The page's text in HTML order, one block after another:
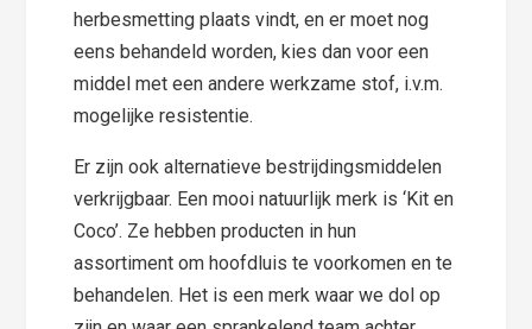
herbesmetting plaats vindt, en er moet nog
eens behandeld worden, kies dan voor een
middel met een andere werkzame stof, i.v.m.
mogelijke resistentie.
Er zijn ook alternatieve bestrijdingsmiddelen
verkrijgbaar. Een mooi natuurlijk merk is ‘Kit en
Coco’. Ze hebben producten in hun
assortiment om hoofdluis te voorkomen en te
behandelen. Het is een merk waar we dol op